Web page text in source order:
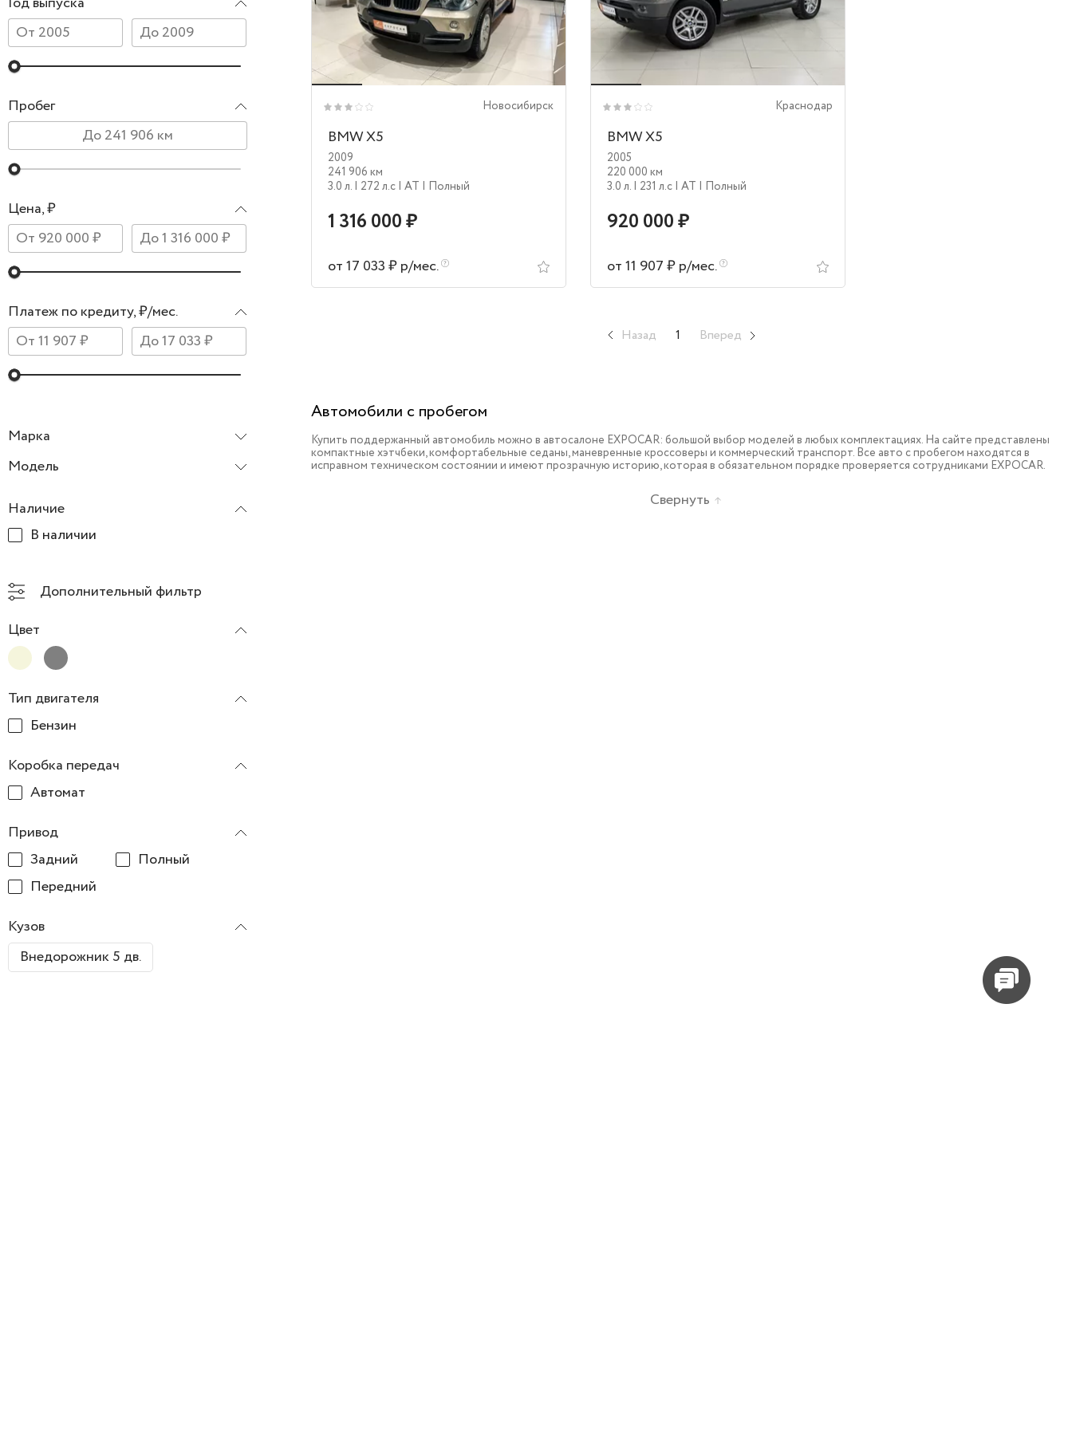
Пробег
Марка
Модель
Цена, ₽
Платеж по кредиту, ₽/мес.
Наличие
В наличии
Дополнительный фильтр
Цвет
Тип двигателя
Бензин
Коробка передач
Автомат
Привод
Задний
Полный
Передний
Кузов
Внедорожник 5 дв.
Новосибирск
BMW X5
2009
241 906 км
3.0 л. | 272 л.c | AT | Полный
1 316 000 ₽
от 17 033 ₽ р/мес.
Краснодар
BMW X5
2005
220 000 км
3.0 л. | 231 л.c | AT | Полный
920 000 ₽
от 11 907 ₽ р/мес.
Назад 1 Вперед
Автомобили с пробегом
Купить поддержанный автомобиль можно в автосалоне EXPOCAR: большой выбор моделей в любых комплектациях. На сайте представлены
компактные хэтчбеки, комфортабельные седаны, маневренные кроссоверы и коммерческий транспорт. Все авто с пробегом находятся в
исправном техническом состоянии и имеют прозрачную историю, которая в обязательном порядке проверяется сотрудниками EXPOCAR.
Свернуть